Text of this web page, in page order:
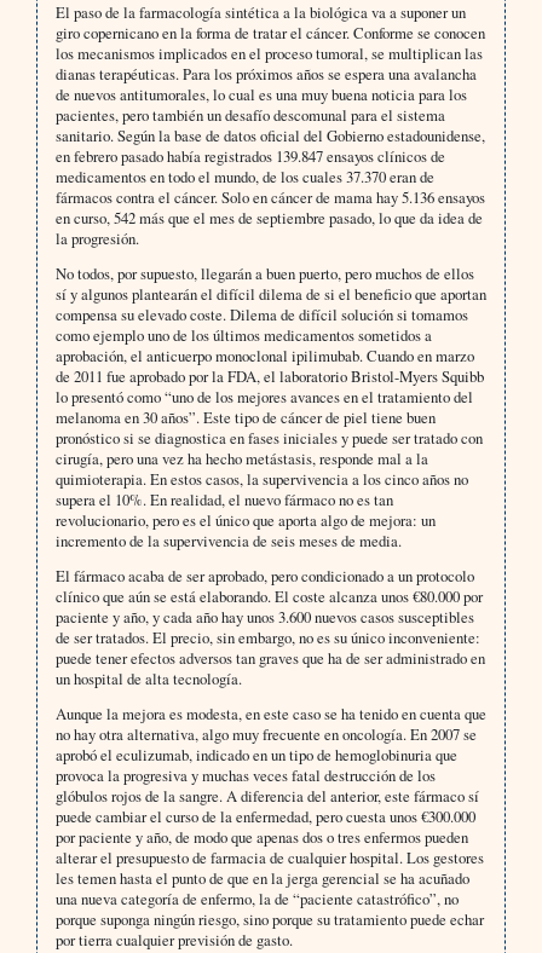
El paso de la farmacología sintética a la biológica va a suponer un
giro copernicano en la forma de tratar el cáncer. Conforme se conocen
los mecanismos implicados en el proceso tumoral, se multiplican las
dianas terapéuticas. Para los próximos años se espera una avalancha
de nuevos antitumorales, lo cual es una muy buena noticia para los
pacientes, pero también un desafío descomunal para el sistema
sanitario. Según la base de datos oficial del Gobierno estadounidense,
en febrero pasado había registrados 139.847 ensayos clínicos de
medicamentos en todo el mundo, de los cuales 37.370 eran de
fármacos contra el cáncer. Solo en cáncer de mama hay 5.136 ensayos
en curso, 542 más que el mes de septiembre pasado, lo que da idea de
la progresión.
No todos, por supuesto, llegarán a buen puerto, pero muchos de ellos
sí y algunos plantearán el difícil dilema de si el beneficio que aportan
compensa su elevado coste. Dilema de difícil solución si tomamos
como ejemplo uno de los últimos medicamentos sometidos a
aprobación, el anticuerpo monoclonal ipilimubab. Cuando en marzo
de 2011 fue aprobado por la FDA, el laboratorio Bristol-Myers Squibb
lo presentó como “uno de los mejores avances en el tratamiento del
melanoma en 30 años”. Este tipo de cáncer de piel tiene buen
pronóstico si se diagnostica en fases iniciales y puede ser tratado con
cirugía, pero una vez ha hecho metástasis, responde mal a la
quimioterapia. En estos casos, la supervivencia a los cinco años no
supera el 10%. En realidad, el nuevo fármaco no es tan
revolucionario, pero es el único que aporta algo de mejora: un
incremento de la supervivencia de seis meses de media.
El fármaco acaba de ser aprobado, pero condicionado a un protocolo
clínico que aún se está elaborando. El coste alcanza unos €80.000 por
paciente y año, y cada año hay unos 3.600 nuevos casos susceptibles
de ser tratados. El precio, sin embargo, no es su único inconveniente:
puede tener efectos adversos tan graves que ha de ser administrado en
un hospital de alta tecnología.
Aunque la mejora es modesta, en este caso se ha tenido en cuenta que
no hay otra alternativa, algo muy frecuente en oncología. En 2007 se
aprobó el eculizumab, indicado en un tipo de hemoglobinuria que
provoca la progresiva y muchas veces fatal destrucción de los
glóbulos rojos de la sangre. A diferencia del anterior, este fármaco sí
puede cambiar el curso de la enfermedad, pero cuesta unos €300.000
por paciente y año, de modo que apenas dos o tres enfermos pueden
alterar el presupuesto de farmacia de cualquier hospital. Los gestores
les temen hasta el punto de que en la jerga gerencial se ha acuñado
una nueva categoría de enfermo, la de “paciente catastrófico”, no
porque suponga ningún riesgo, sino porque su tratamiento puede echar
por tierra cualquier previsión de gasto.